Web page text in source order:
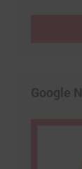
Google